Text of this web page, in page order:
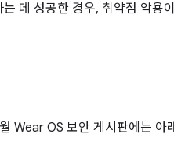
데 성공한 경우, 취약점 악용
Wear OS 보안 게시판에는 아